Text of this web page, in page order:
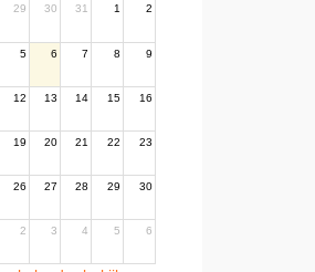
29 30 31 1 2
5 6 7 8 9
12 13 14 15 16
19 20 21 22 23
26 27 28 29 30
2 3 4 5 6